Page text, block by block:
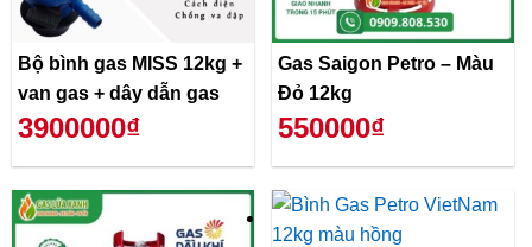
Bộ bình gas MISS 12kg +
van gas + dây dẫn gas
3900000₫
Gas Saigon Petro – Màu
Đỏ 12kg
550000₫